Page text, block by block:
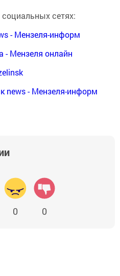
сетях:
- Мензеля-информ
- Мензеля онлайн
news - Мензеля-информ
0 0